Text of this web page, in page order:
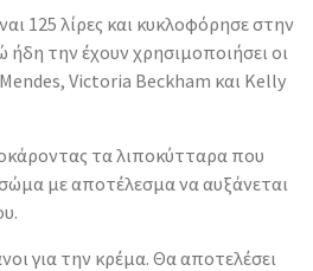
125 λίρες και κυκλοφόρησε στην
ήδη την έχουν χρησιμοποιήσει οι
Victoria Beckham και Kelly
τα λιποκύτταρα που
με αποτέλεσμα να αυξάνεται
για την κρέμα. Θα αποτελέσει